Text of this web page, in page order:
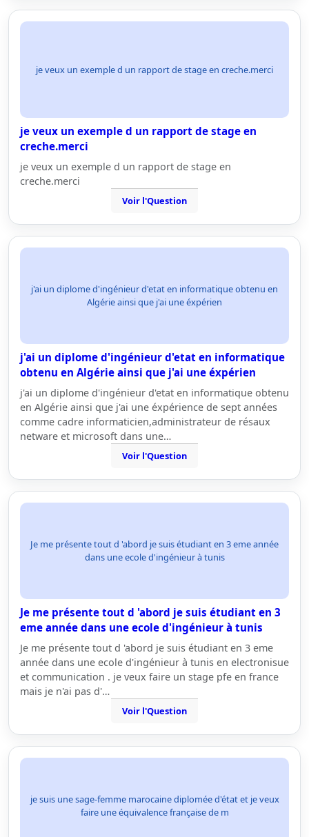
je veux un exemple d un rapport de stage en creche.merci
je veux un exemple d un rapport de stage en
creche.merci
je veux un exemple d un rapport de stage en
creche.merci
Voir l'Question
j'ai un diplome d'ingénieur d'etat en informatique obtenu en
Algérie ainsi que j'ai une éxpérien
j'ai un diplome d'ingénieur d'etat en informatique
obtenu en Algérie ainsi que j'ai une éxpérien
j'ai un diplome d'ingénieur d'etat en informatique obtenu
en Algérie ainsi que j'ai une éxpérience de sept années
comme cadre informaticien,administrateur de résaux
netware et microsoft dans une…
Voir l'Question
Je me présente tout d 'abord je suis étudiant en 3 eme année
dans une ecole d'ingénieur à tunis
Je me présente tout d 'abord je suis étudiant en 3
eme année dans une ecole d'ingénieur à tunis
Je me présente tout d 'abord je suis étudiant en 3 eme
année dans une ecole d'ingénieur à tunis en electronisue
et communication . je veux faire un stage pfe en france
mais je n'ai pas d'…
Voir l'Question
je suis une sage-femme marocaine diplomée d'état et je veux
faire une équivalence française de m